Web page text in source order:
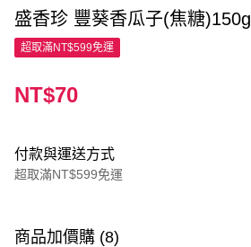
盛香珍 豐葵香瓜子(焦糖)150g
超取滿NT$599免運
NT$70
付款與運送方式
超取滿NT$599免運
信用卡一次付款
商品加價購 (8)